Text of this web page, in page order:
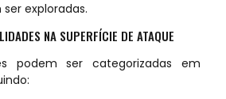
exploradas.
NA SUPERFÍCIE DE ATAQUE
podem ser categorizadas em